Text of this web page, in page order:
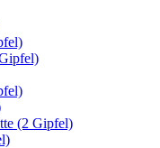
(2 Gipfel)